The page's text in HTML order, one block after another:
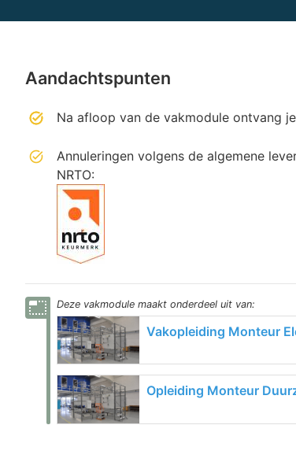
Aandachtspunten
Na afloop van de vakmodule ontvang
Annuleringen volgens de algemene
NRTO:
photo_size_select_small Deze vakmodule maakt onderdeel uit van:
Vakopleiding Monteur
Opleiding Monteur